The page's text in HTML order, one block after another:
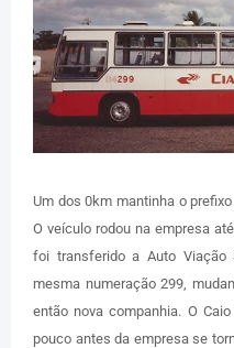
Um dos 0km mantinha o
O veículo rodou na empresa
foi transferido a Auto Viação
mesma numeração 299,
então nova companhia. O
pouco antes da empresa se